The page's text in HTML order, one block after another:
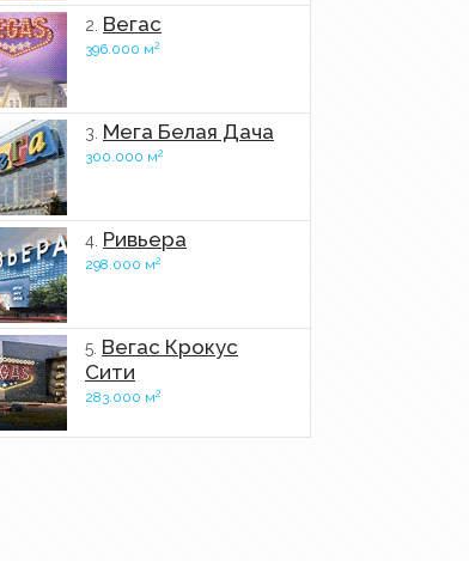
2. Вегас
396.000 м2
3. Мега Белая Дача
300.000 м2
4. Ривьера
298.000 м2
5. Вегас Крокус
Сити
283.000 м2